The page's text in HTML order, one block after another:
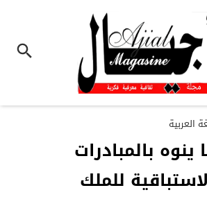
العربية
بالمبادرات
للملك